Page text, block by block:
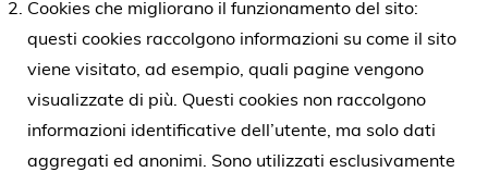
Cookies che migliorano il funzionamento del sito:
questi cookies raccolgono informazioni su come il sito
viene visitato, ad esempio, quali pagine vengono
visualizzate di più. Questi cookies non raccolgono
informazioni identificative dell’utente, ma solo dati
aggregati ed anonimi. Sono utilizzati esclusivamente